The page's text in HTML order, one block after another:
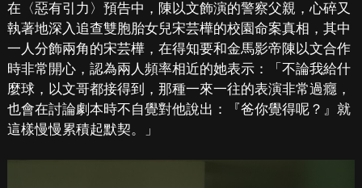
在〈惡有引力〉預告中，陳以文飾演的警察父親，心碎又
執著地深入追查雙胞胎女兒宋芸樺的校園命案真相，其中
一人分飾兩角的宋芸樺，在得知要和金馬影帝陳以文合作
時非常開心，認為兩人頻率相近的她表示：「不論我給什
麼球，以文哥都接得到，那種一來一往的表演非常過癮，
也會在討論劇本時不自覺對他說出：『爸你覺得呢？』就
這樣慢慢累積起默契。」